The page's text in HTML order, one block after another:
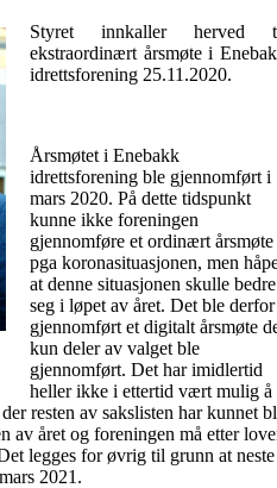
Styret innkaller herved
ekstraordinært årsmøte i
idrettsforening 25.11.2020.
Årsmøtet i Enebakk
idrettsforening ble gjennomført i
mars 2020. På dette tidspunkt
kunne ikke foreningen
gjennomføre et ordinært årsmøte
pga koronasituasjonen, men
at denne situasjonen skulle bedre
seg i løpet av året. Det ble derfor
gjennomført et digitalt årsmøte
kun deler av valget ble
gjennomført. Det har imidlertid
heller ikke i ettertid vært mulig å
resten av sakslisten har kunnet
av året og foreningen må etter
legges for øvrig til grunn at neste
2021.